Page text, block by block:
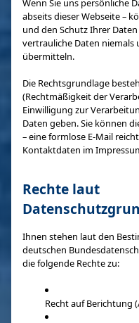
Wenn Sie uns persönliche
abseits dieser Webseite –
und den Schutz Ihrer
vertrauliche Daten niemals
übermitteln.
Die Rechtsgrundlage
(Rechtmäßigkeit der
Einwilligung zur
Daten geben. Sie können
– eine formlose E-Mail
Kontaktdaten im
Rechte laut
Ihnen stehen laut den
deutschen
die folgende Rechte zu:
Recht auf Berichtung